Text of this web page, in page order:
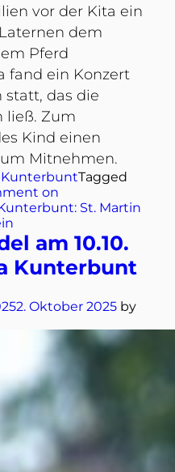
vor der Kita ein
dem
Pferd
fand ein Konzert
statt, das die
ließ. Zum
Kind einen
Mitnehmen.
KunterbuntTagged
on
St. Martin
am 10.10.
Kunterbunt
2. Oktober 2025 by